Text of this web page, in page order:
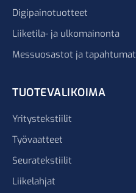
Digipainotuotteet
Liiketila- ja ulkomainonta
Messuosastot ja tapahtumat
TUOTEVALIKOIMA
Yritystekstiilit
Työvaatteet
Seuratekstiilit
Liikelahjat